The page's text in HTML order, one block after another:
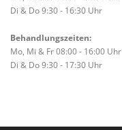
Di & Do 9:30 - 16:30 Uhr
Behandlungszeiten:
Mo, Mi & Fr 08:00 - 16:00 Uhr
Di & Do 9:30 - 17:30 Uhr